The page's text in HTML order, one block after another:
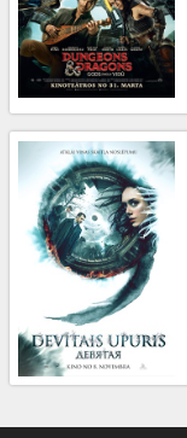
B2B
Клуб